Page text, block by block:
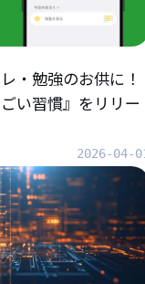
・勉強のお供に！
い習慣』をリリー
2026-04-